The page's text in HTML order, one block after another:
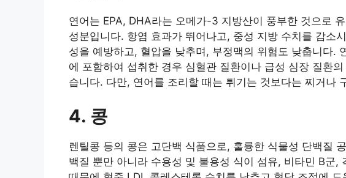
연어는 EPA, DHA라는 오메가-3 지방산이 풍부한 것으로
성분입니다. 항염 효과가 뛰어나고, 중성 지방 수치를 감소
성을 예방하고, 혈압을 낮추며, 부정맥의 위험도 낮춥니다.
에 포함하여 섭취한 경우 심혈관 질환이나 급성 심장 질환
습니다. 다만, 연어를 조리할 때는 튀기는 것보다는 찌거나
4. 콩
렌틸콩 등의 콩은 고단백 식품으로, 훌륭한 식물성 단백질
백질 뿐만 아니라 수용성 및 불용성 식이 섬유, 비타민 B군,